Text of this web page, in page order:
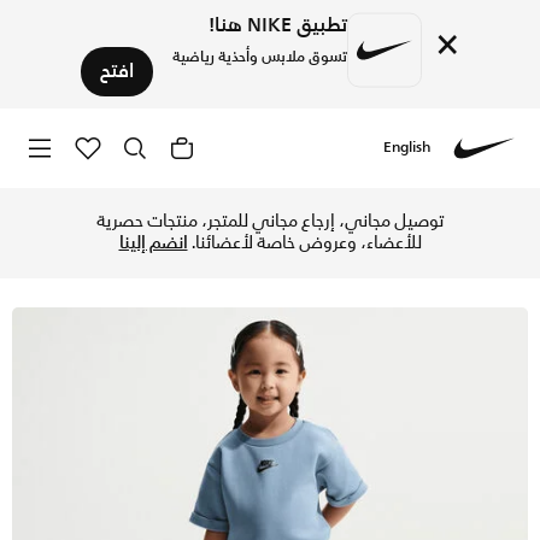
× تطبيق NIKE هنا!
تسوق ملابس وأحذية رياضية افتح
English
توصيل مجاني، إرجاع مجاني للمتجر، منتجات حصرية
للأعضاء، وعروض خاصة لأعضائنا.انضم إلينا